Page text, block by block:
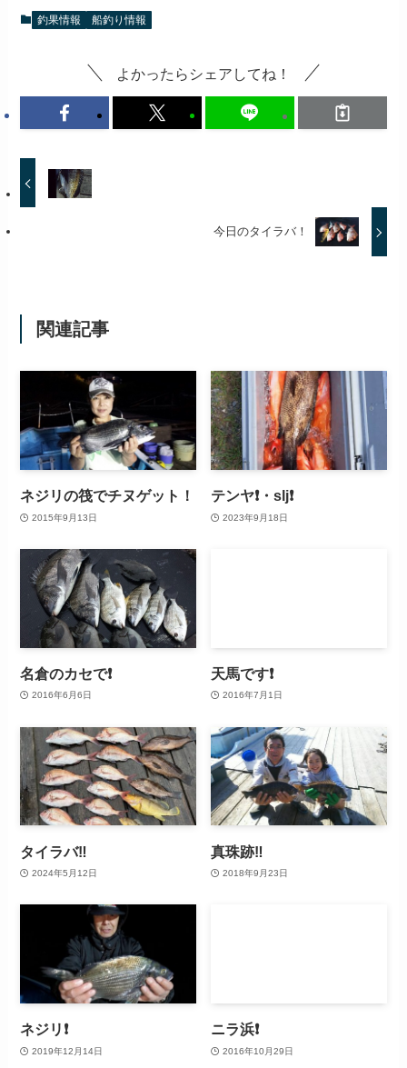
釣果情報 船釣り情報
よかったらシェアしてね！
今日のタイラバ！
関連記事
ネジリの筏でチヌゲット！
2015年9月13日
テンヤ❗・slj❗
2023年9月18日
名倉のカセで❗
2016年6月6日
天馬です❗
2016年7月1日
タイラバ‼️
2024年5月12日
真珠跡‼️
2018年9月23日
ネジリ❗
2019年12月14日
ニラ浜❗
2016年10月29日